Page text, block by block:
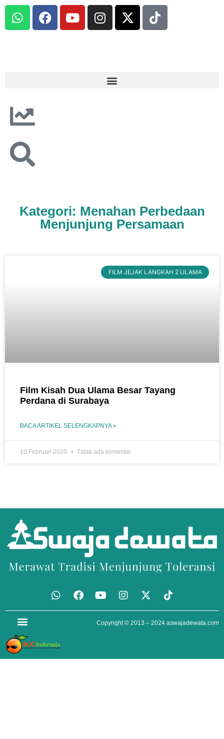
Kategori: Menahan Perbedaan
Menjunjung Persamaan
FILM JEJAK LANGKAH 2 ULAMA
Film Kisah Dua Ulama Besar Tayang
Perdana di Surabaya
BACA ARTIKEL SELENGKAPNYA »
10 Februari 2020 Tidak ada komentar
Copyright © 2013 – 2024 aswajadewata.com